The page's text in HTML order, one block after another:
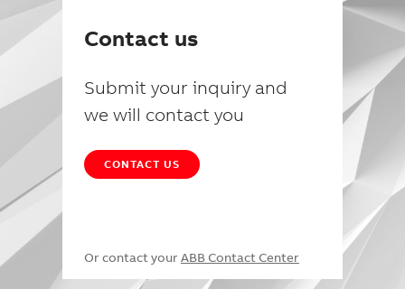
Contact us
Submit your inquiry and
we will contact you
CONTACT US
Or contact your ABB Contact Center